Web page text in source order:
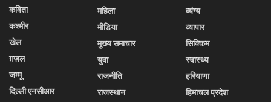
कविता
कश्मीर
खेल
ग़ज़ल
जम्मू
दिल्ली एनसीआर
महिला
मीडिया
मुख्य समाचार
युवा
राजनीति
राजस्थान
व्यंग्य
व्यापार
सिक्किम
स्वास्थ्य
हरियाणा
हिमाचल प्रदेश